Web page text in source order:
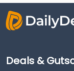
Deals &